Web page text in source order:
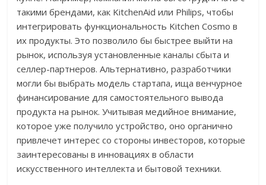
такими брендами, как KitchenAid или Philips, чтобы
интегрировать функциональность Kitchen Cosmo в
их продукты. Это позволило бы быстрее выйти на
рынок, используя установленные каналы сбыта и
селлер-партнеров. Альтернативно, разработчики
могли бы выбрать модель стартапа, ища венчурное
финансирование для самостоятельного вывода
продукта на рынок. Учитывая медийное внимание,
которое уже получило устройство, оно органично
привлечет интерес со стороны инвесторов, которые
заинтересованы в инновациях в области
искусственного интеллекта и бытовой техники.